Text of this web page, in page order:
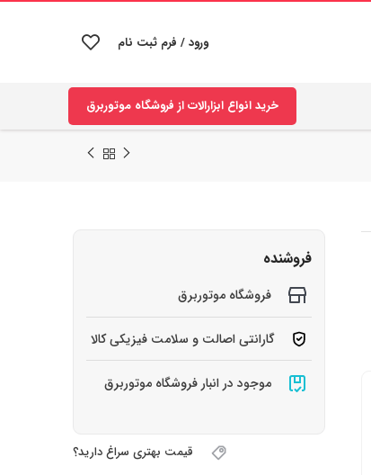
ورود / فرم ثبت نام
خرید انواع ابزارالات از فروشگاه موتوربرق
فروشنده
فروشگاه موتوربرق
گارانتی اصالت و سلامت فیزیکی کالا
موجود در انبار فروشگاه موتوربرق
قیمت بهتری سراغ دارید؟